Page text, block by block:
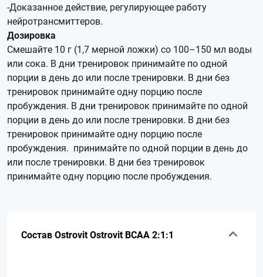
-Доказанное действие, регулирующее работу
нейротрансмиттеров.
Дозировка
Смешайте 10 г (1,7 мерной ложки) со 100–150 мл воды
или сока. В дни тренировок принимайте по одной
порции в день до или после тренировки. В дни без
тренировок принимайте одну порцию после
пробуждения. В дни тренировок принимайте по одной
порции в день до или после тренировки. В дни без
тренировок принимайте одну порцию после
пробуждения. принимайте по одной порции в день до
или после тренировки. В дни без тренировок
принимайте одну порцию после пробуждения.
Состав Ostrovit Ostrovit BCAA 2:1:1